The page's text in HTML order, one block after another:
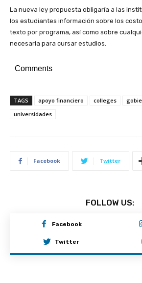
La nueva ley propuesta obligaría a las
los estudiantes información sobre los
texto por programa, así como sobre
necesaria para cursar estudios.
Comments
TAGS apoyo financiero colleges
universidades
Facebook Twitter
FOLLOW US:
Facebook
Twitter